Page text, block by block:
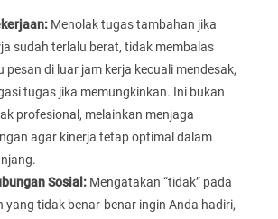
Menolak tugas tambahan jika
sudah terlalu berat, tidak membalas
pesan di luar jam kerja kecuali mendesak,
tugas jika memungkinkan. Ini bukan
profesional, melainkan menjaga
agar kinerja tetap optimal dalam
Sosial: Mengatakan “tidak” pada
yang tidak benar-benar ingin Anda hadiri,